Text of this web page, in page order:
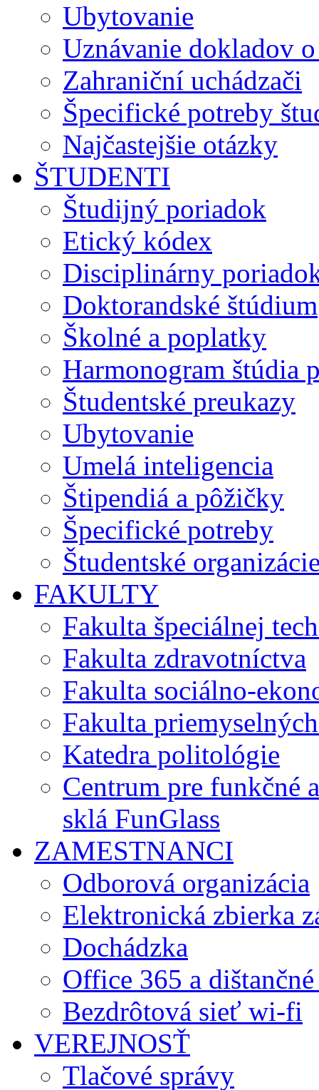
Ubytovanie
Uznávanie dokladov
Zahraniční uchádzači
Špecifické potreby
Najčastejšie otázky
ŠTUDENTI
Študijný poriadok
Etický kódex
Disciplinárny
Doktorandské štúdium
Školné a poplatky
Harmonogram štúdia
Študentské preukazy
Ubytovanie
Umelá inteligencia
Štipendiá a pôžičky
Špecifické potreby
Študentské
FAKULTY
Fakulta špeciálnej
Fakulta zdravotníctva
Fakulta sociálno-
Fakulta
Katedra politológie
Centrum pre funkčné
sklá FunGlass
ZAMESTNANCI
Odborová organizácia
Elektronická zbierka
Dochádzka
Office 365 a
Bezdrôtová sieť wi-fi
VEREJNOSŤ
Tlačové správy